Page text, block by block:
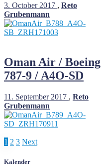
3. October 2017 , Reto
Grubenmann
Oman Air / Boeing
787-9 / A4O-SD
11. September 2017 , Reto
Grubenmann
Posts
pagination
1 2 3 Next
Kalender